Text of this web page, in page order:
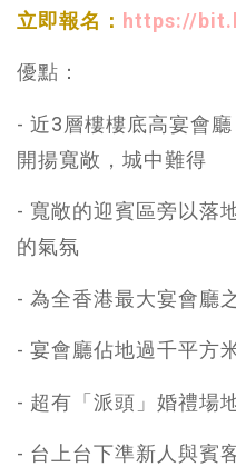
立即報名： https://
優點：
- 近3層樓樓底高宴會
開揚寬敞，城中難得
- 寬敞的迎賓區旁以落
的氣氛
- 為全香港最大宴會廳
- 宴會廳佔地過千平方
- 超有「派頭」婚禮場
- 台上台下準新人與賓